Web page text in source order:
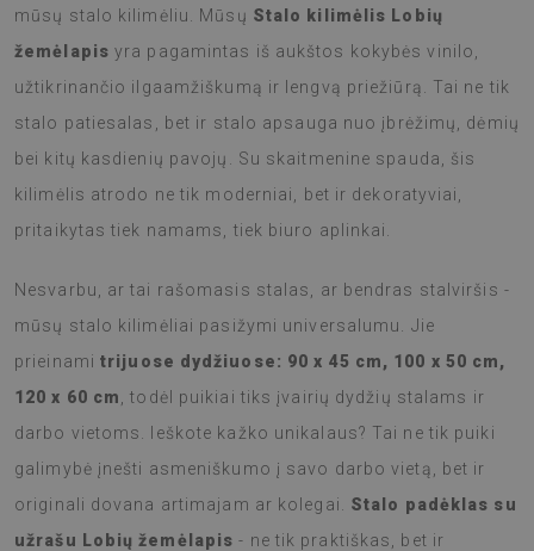
mūsų stalo kilimėliu. Mūsų Stalo kilimėlis Lobių
žemėlapis yra pagamintas iš aukštos kokybės vinilo,
užtikrinančio ilgaamžiškumą ir lengvą priežiūrą. Tai ne tik
stalo patiesalas, bet ir stalo apsauga nuo įbrėžimų, dėmių
bei kitų kasdienių pavojų. Su skaitmenine spauda, šis
kilimėlis atrodo ne tik moderniai, bet ir dekoratyviai,
pritaikytas tiek namams, tiek biuro aplinkai.
Nesvarbu, ar tai rašomasis stalas, ar bendras stalviršis -
mūsų stalo kilimėliai pasižymi universalumu. Jie
prieinami trijuose dydžiuose: 90 x 45 cm, 100 x 50 cm,
120 x 60 cm
, todėl puikiai tiks įvairių dydžių stalams ir
darbo vietoms. Ieškote kažko unikalaus? Tai ne tik puiki
galimybė įnešti asmeniškumo į savo darbo vietą, bet ir
originali dovana artimajam ar kolegai. Stalo padėklas su
užrašu Lobių žemėlapis - ne tik praktiškas, bet ir